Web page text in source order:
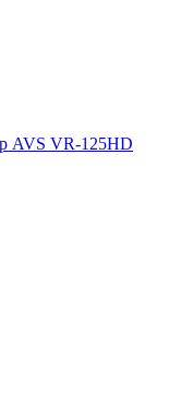
AVS VR-125HD